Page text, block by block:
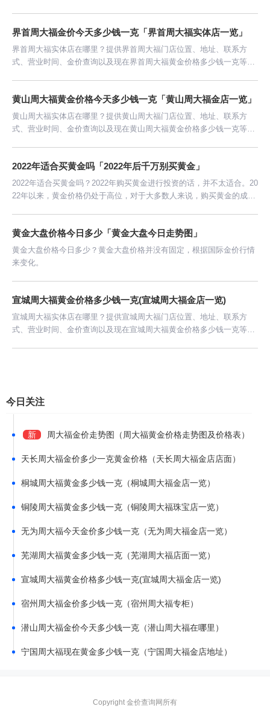
界首周大福金价今天多少钱一克「界首周大福实体店一览」
界首周大福实体店在哪里？提供界首周大福门店位置、地址、联系方
式、营业时间、金价查询以及现在界首周大福黄金价格多少钱一克等信
黄山周大福黄金价格今天多少钱一克「黄山周大福金店一览」
黄山周大福实体店在哪里？提供黄山周大福门店位置、地址、联系方
式、营业时间、金价查询以及现在黄山周大福黄金价格多少钱一克等信
2022年适合买黄金吗「2022年后千万别买黄金」
2022年适合买黄金吗？2022年购买黄金进行投资的话，并不太适合。20
22年以来，黄金价格仍处于高位，对于大多数人来说，购买黄金的成本
黄金大盘价格今日多少「黄金大盘今日走势图」
黄金大盘价格今日多少？黄金大盘价格并没有固定，根据国际金价行情
来变化。
宣城周大福黄金价格多少钱一克(宣城周大福金店一览)
宣城周大福实体店在哪里？提供宣城周大福门店位置、地址、联系方
式、营业时间、金价查询以及现在宣城周大福黄金价格多少钱一克等信
今日关注
新 周大福金价走势图（周大福黄金价格走势图及价格表）
天长周大福金价多少一克黄金价格（天长周大福金店店面）
桐城周大福黄金多少钱一克（桐城周大福金店一览）
铜陵周大福黄金多少钱一克（铜陵周大福珠宝店一览）
无为周大福今天金价多少钱一克（无为周大福金店一览）
芜湖周大福黄金多少钱一克（芜湖周大福店面一览）
宣城周大福黄金价格多少钱一克(宣城周大福金店一览)
宿州周大福金价多少钱一克（宿州周大福专柜）
潜山周大福金价今天多少钱一克（潜山周大福在哪里）
宁国周大福现在黄金多少钱一克（宁国周大福金店地址）
Copyright 金价查询网所有